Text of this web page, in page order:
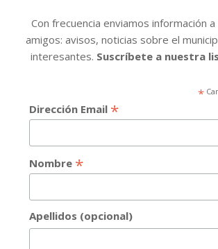
Con frecuencia enviamos información
amigos: avisos, noticias sobre el
interesantes. Suscríbete a nuestra
*
Dirección Email *
Nombre *
Apellidos (opcional)